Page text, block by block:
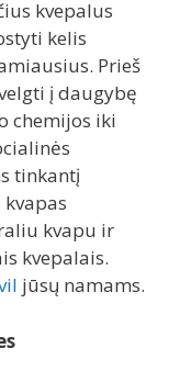
kvepalus
kelis
Prieš
į daugybę
chemijos iki
tinkantį
kvapu ir
kvepalais.
jūsų namams.